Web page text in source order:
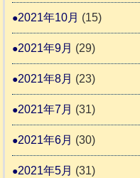
2021年10月 (15)
2021年9月 (29)
2021年8月 (23)
2021年7月 (31)
2021年6月 (30)
2021年5月 (31)